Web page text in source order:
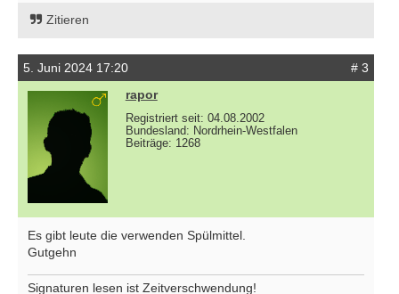
Zitieren
5. Juni 2024 17:20
# 3
rapor
Registriert seit: 04.08.2002
Bundesland: Nordrhein-Westfalen
Beiträge: 1268
Es gibt leute die verwenden Spülmittel.
Gutgehn
Signaturen lesen ist Zeitverschwendung!